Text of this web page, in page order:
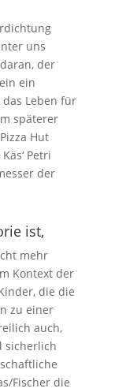
uns
der
ein
Leben für
späterer
Hut
Petri
der
ist,
mehr
Kontext der
die die
zu einer
auch,
sicherlich
Fischer die